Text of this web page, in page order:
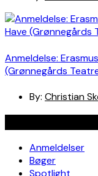
Anmeldelse:
(Grønnegårds
By: Christian
Anmeldelser
Bøger
Spotlight